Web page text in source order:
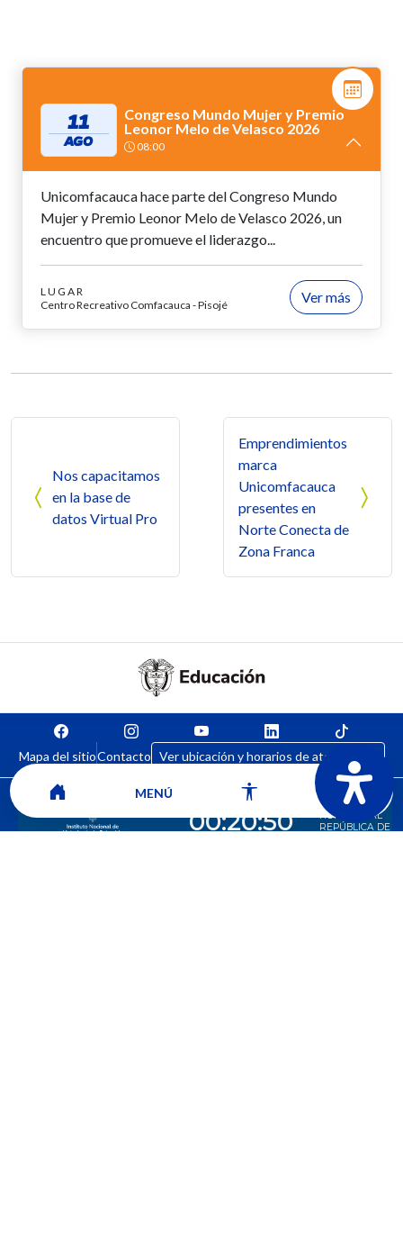
11
AGO
Congreso Mundo Mujer y Premio
Leonor Melo de Velasco 2026
08:00
Unicomfacauca hace parte del Congreso Mundo
Mujer y Premio Leonor Melo de Velasco 2026, un
encuentro que promueve el liderazgo...
LUGAR
Centro Recreativo Comfacauca - Pisojé
Ver más
Nos capacitamos
en la base de
datos Virtual Pro
Emprendimientos
marca
Unicomfacauca
presentes en
Norte Conecta de
Zona Franca
Mapa del sitioContacto Ver ubicación y horarios de atención
MENÚ